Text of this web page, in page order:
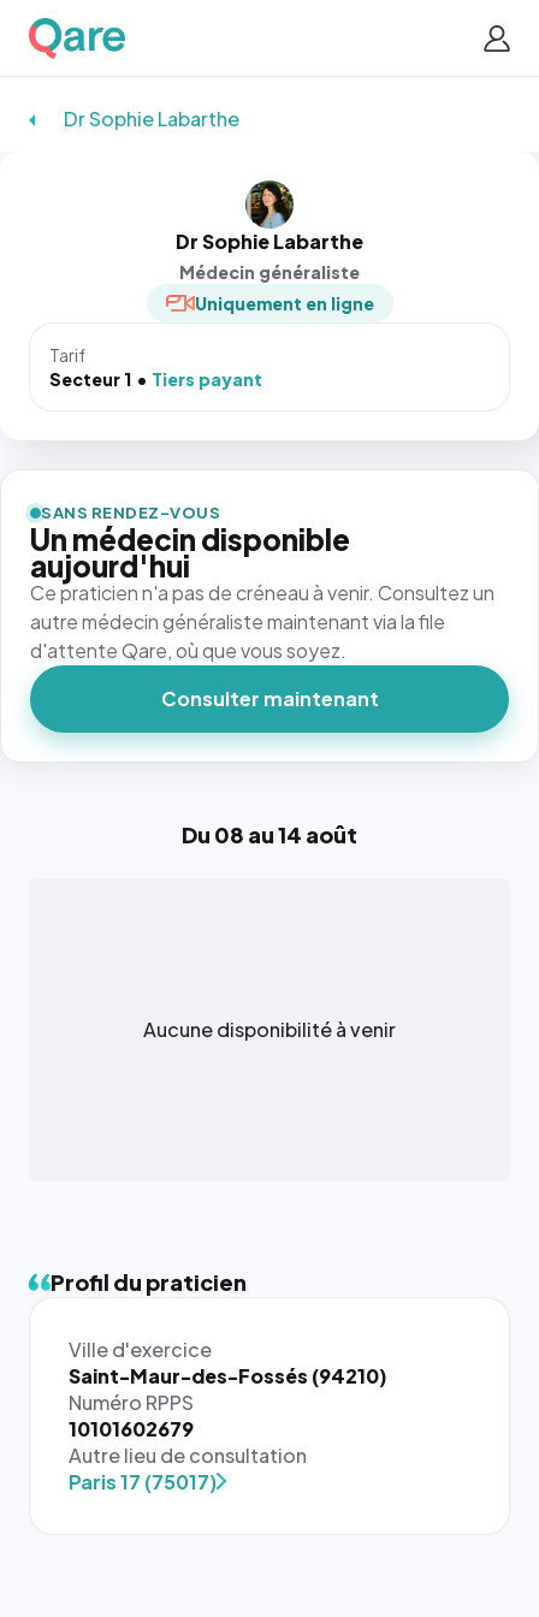
Dr Sophie Labarthe
Dr Sophie Labarthe
Médecin généraliste
Uniquement en ligne
Tarif
Secteur 1
Tiers payant
Du 08 au 14 août
Aucune disponibilité à venir
Profil du praticien
Ville d'exercice
Saint-Maur-des-Fossés (94210)
Numéro RPPS
10101602679
Autre lieu de consultation
Paris 17 (75017)
SANS RENDEZ-VOUS
Un médecin disponible
aujourd'hui
Ce praticien n'a pas de créneau à venir. Consultez un
autre médecin généraliste maintenant via la file
d'attente Qare, où que vous soyez.
Consulter maintenant
{# 40×40
: la taille
rendue par
`.profile-